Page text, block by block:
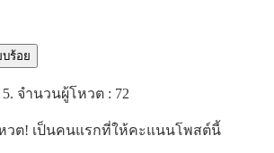
บร้อย
5. จำนวนผู้โหวต : 72
วต! เป็นคนแรกที่ให้คะแนนโพสต์นี้